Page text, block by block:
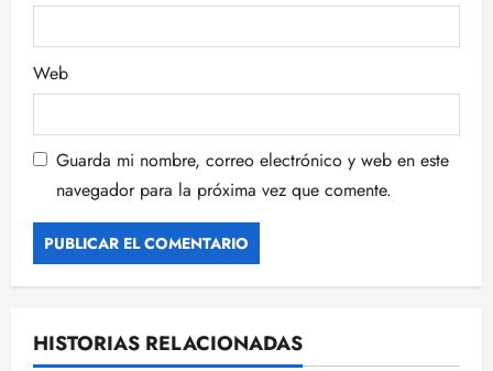
s
Web
Guarda mi nombre, correo electrónico y web en este
navegador para la próxima vez que comente.
HISTORIAS RELACIONADAS